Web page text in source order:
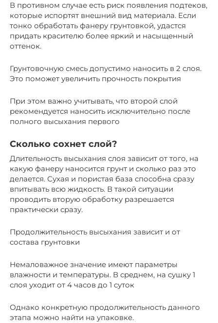
В противном случае есть риск появления подтеков,
которые испортят внешний вид материала. Если
тонко обработать фанеру грунтовкой, удастся
придать красителю более яркий и насыщенный
оттенок.
Грунтовочную смесь допустимо наносить в 2 слоя.
Это поможет увеличить прочность покрытия
При этом важно учитывать, что второй слой
рекомендуется наносить исключительно после
полного высыхания первого
Сколько сохнет слой?
Длительность высыхания слоя зависит от того, на
какую фанеру наносится грунт и сколько раз это
делается. Сухая и пористая база способна сразу
впитывать всю жидкость. В такой ситуации
проводить вторую обработку разрешается
практически сразу.
Продолжительность высыхания зависит и от
состава грунтовки
Немаловажное значение имеют параметры
влажности и температуры. В среднем, на сушку 1
слоя уходит от 4 часов до 1 суток
Однако конкретную продолжительность данного
этапа можно найти на упаковке.